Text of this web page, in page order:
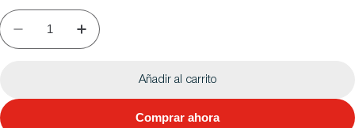
Añadir al carrito
Comprar ahora